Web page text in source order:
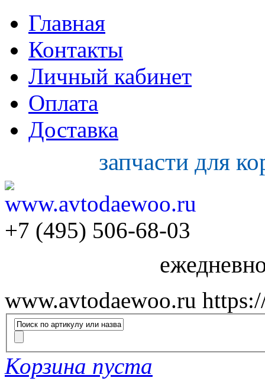
Главная
Контакты
Личный кабинет
Оплата
Доставка
запчасти для
+7 (495) 506-68-03
www.avtodaewoo.ru
Корзина пуста